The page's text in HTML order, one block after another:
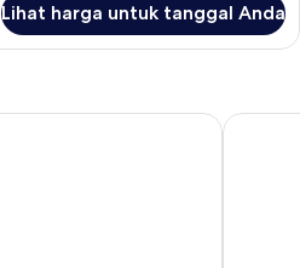
Lihat harga untuk tanggal Anda
Kimaya